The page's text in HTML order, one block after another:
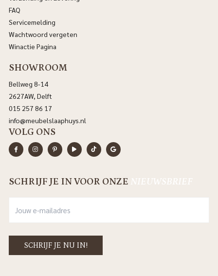
FAQ
Servicemelding
Wachtwoord vergeten
Winactie Pagina
SHOWROOM
Bellweg 8-14
2627AW, Delft
015 257 86 17
info@meubelslaaphuys.nl
VOLG ONS
SCHRIJF JE IN VOOR ONZE NIEUWSBRIEF